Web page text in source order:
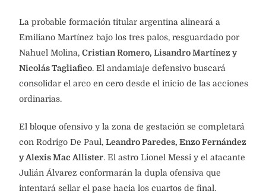
La probable formación titular argentina alineará a
Emiliano Martínez bajo los tres palos, resguardado por
Nahuel Molina, Cristian Romero, Lisandro Martínez y
Nicolás Tagliafico. El andamiaje defensivo buscará
consolidar el arco en cero desde el inicio de las acciones
ordinarias.
El bloque ofensivo y la zona de gestación se completará
con Rodrigo De Paul, Leandro Paredes, Enzo Fernández
y Alexis Mac Allister. El astro Lionel Messi y el atacante
Julián Álvarez conformarán la dupla ofensiva que
intentará sellar el pase hacia los cuartos de final.